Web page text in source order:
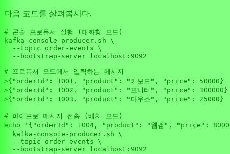
다음 코드를 살펴봅시다.
# 콘솔 프로듀서 실행 (대화형 모드)
kafka-console-producer.sh \
  --topic order-events \
  --bootstrap-server localhost:
9092
# 프로듀서 모드에서 입력하는 메시지
>{ "orderId" : 1001 , "product" : "키보드" , "price" : 50000 }
>{ "orderId" : 1002 , "product" : "모니터" , "price" : 300000 }
>{ "orderId" : 1003 , "product" : "마우스" , "price" : 25000 }
# 파이프로 메시지 전송 (배치 모드)
echo
'{"orderId": 1004, "product": "웹캠", "price":
  kafka-console-producer.sh \
  --topic order-events \
  --bootstrap-server localhost:
9092